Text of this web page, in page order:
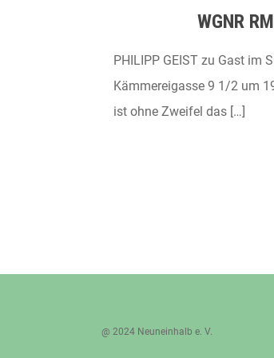
WGNR
PHILIPP GEIST zu Gast im
Kämmereigasse 9 1/2 um
ist ohne Zweifel das […]
@ 2024 Neuneinhalb e. V.